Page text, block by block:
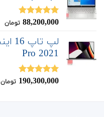
نمره5.00
88,200,000 تومان
Pro 2021
نمره5.00
190,300,000 تومان